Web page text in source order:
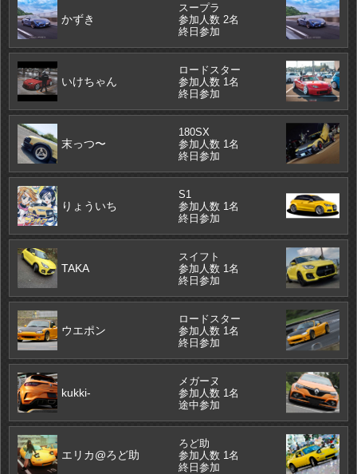
かずき
スープラ
参加人数 2名
終日参加
いけちゃん
ロードスター
参加人数 1名
終日参加
末っつ〜
180SX
参加人数 1名
終日参加
りょういち
S1
参加人数 1名
終日参加
TAKA
スイフト
参加人数 1名
終日参加
ウエポン
ロードスター
参加人数 1名
終日参加
kukki-
メガーヌ
参加人数 1名
途中参加
エリカ@ろど助
ろど助
参加人数 1名
終日参加